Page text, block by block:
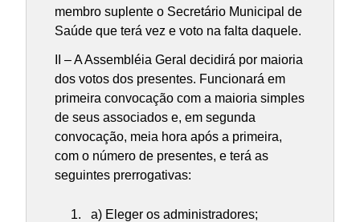
membro suplente o Secretário Municipal de
Saúde que terá vez e voto na falta daquele.
II – A Assembléia Geral decidirá por maioria
dos votos dos presentes. Funcionará em
primeira convocação com a maioria simples
de seus associados e, em segunda
convocação, meia hora após a primeira,
com o número de presentes, e terá as
seguintes prerrogativas:
a) Eleger os administradores;